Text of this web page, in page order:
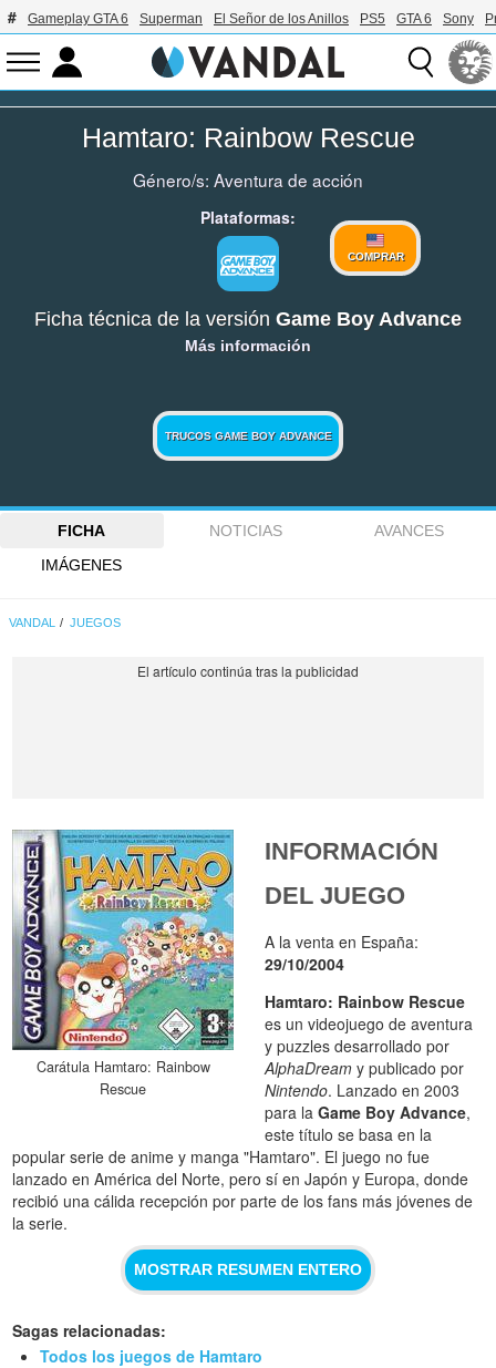
Gameplay GTA 6 Superman El Señor de los Anillos PS5 GTA 6 Sony
Hamtaro: Rainbow Rescue
Género/s: Aventura de acción
Plataformas:
COMPRAR
Ficha técnica de la versión Game Boy Advance
Más información
TRUCOS GAME BOY ADVANCE
FICHA NOTICIAS
AVANCES
IMÁGENES
VANDAL JUEGOS
Carátula Hamtaro: Rainbow
Rescue
INFORMACIÓN
DEL JUEGO
A la venta en España:
29/10/2004
Hamtaro: Rainbow Rescue
es un videojuego de aventura
y puzzles desarrollado por
AlphaDream y publicado por
Nintendo. Lanzado en 2003
para laGame Boy Advance,
este título se basa en la
popular serie de anime y manga "Hamtaro". El juego no fue
lanzado en América del Norte, pero sí en Japón y Europa, donde
recibió una cálida recepción por parte de los fans más jóvenes de
la serie.
MOSTRAR RESUMEN ENTERO
Sagas relacionadas:
Todos los juegos de Hamtaro